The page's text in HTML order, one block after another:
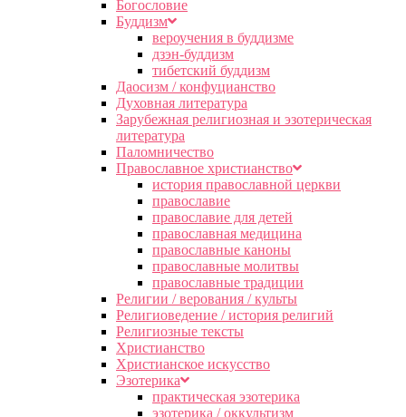
Богословие
Буддизм
вероучения в буддизме
дзэн-буддизм
тибетский буддизм
Даосизм / конфуцианство
Духовная литература
Зарубежная религиозная и эзотерическая
литература
Паломничество
Православное христианство
история православной церкви
православие
православие для детей
православная медицина
православные каноны
православные молитвы
православные традиции
Религии / верования / культы
Религиоведение / история религий
Религиозные тексты
Христианство
Христианское искусство
Эзотерика
практическая эзотерика
эзотерика / оккультизм